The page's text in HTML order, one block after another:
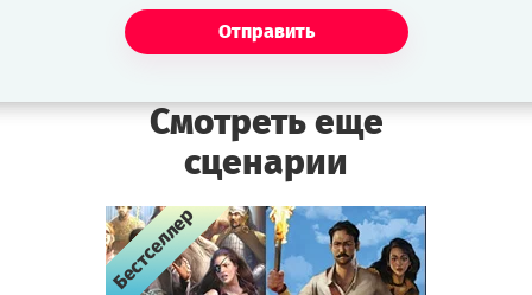
Сотрудники и посетители
Сотрудник музея. По ночам следит за
зелёный чай пополам с валерьянкой.
Отправить
Смотреть еще
сценарии
Бестселлер
Бестселлер
Бестселлер